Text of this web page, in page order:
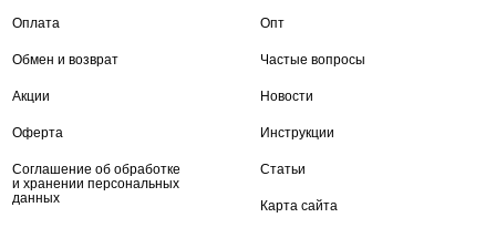
Оплата
Обмен и возврат
Акции
Оферта
Соглашение об обработке
и хранении персональных
данных
Опт
Частые вопросы
Новости
Инструкции
Статьи
Карта сайта